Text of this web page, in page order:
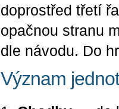
doprostřed třetí
opačnou stranu
dle návodu. Do
Význam